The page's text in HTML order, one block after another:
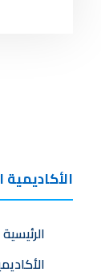
الأكاديمية
الرئيسية